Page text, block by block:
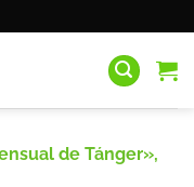
de Tánger»,